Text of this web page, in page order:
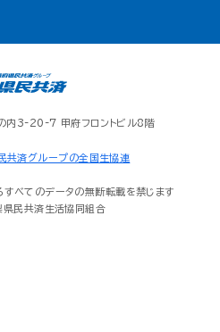
3-20-7 甲府フロントビル8階
共済グループの全国生協連
すべてのデータの無断転載を禁じます
民共済生活協同組合